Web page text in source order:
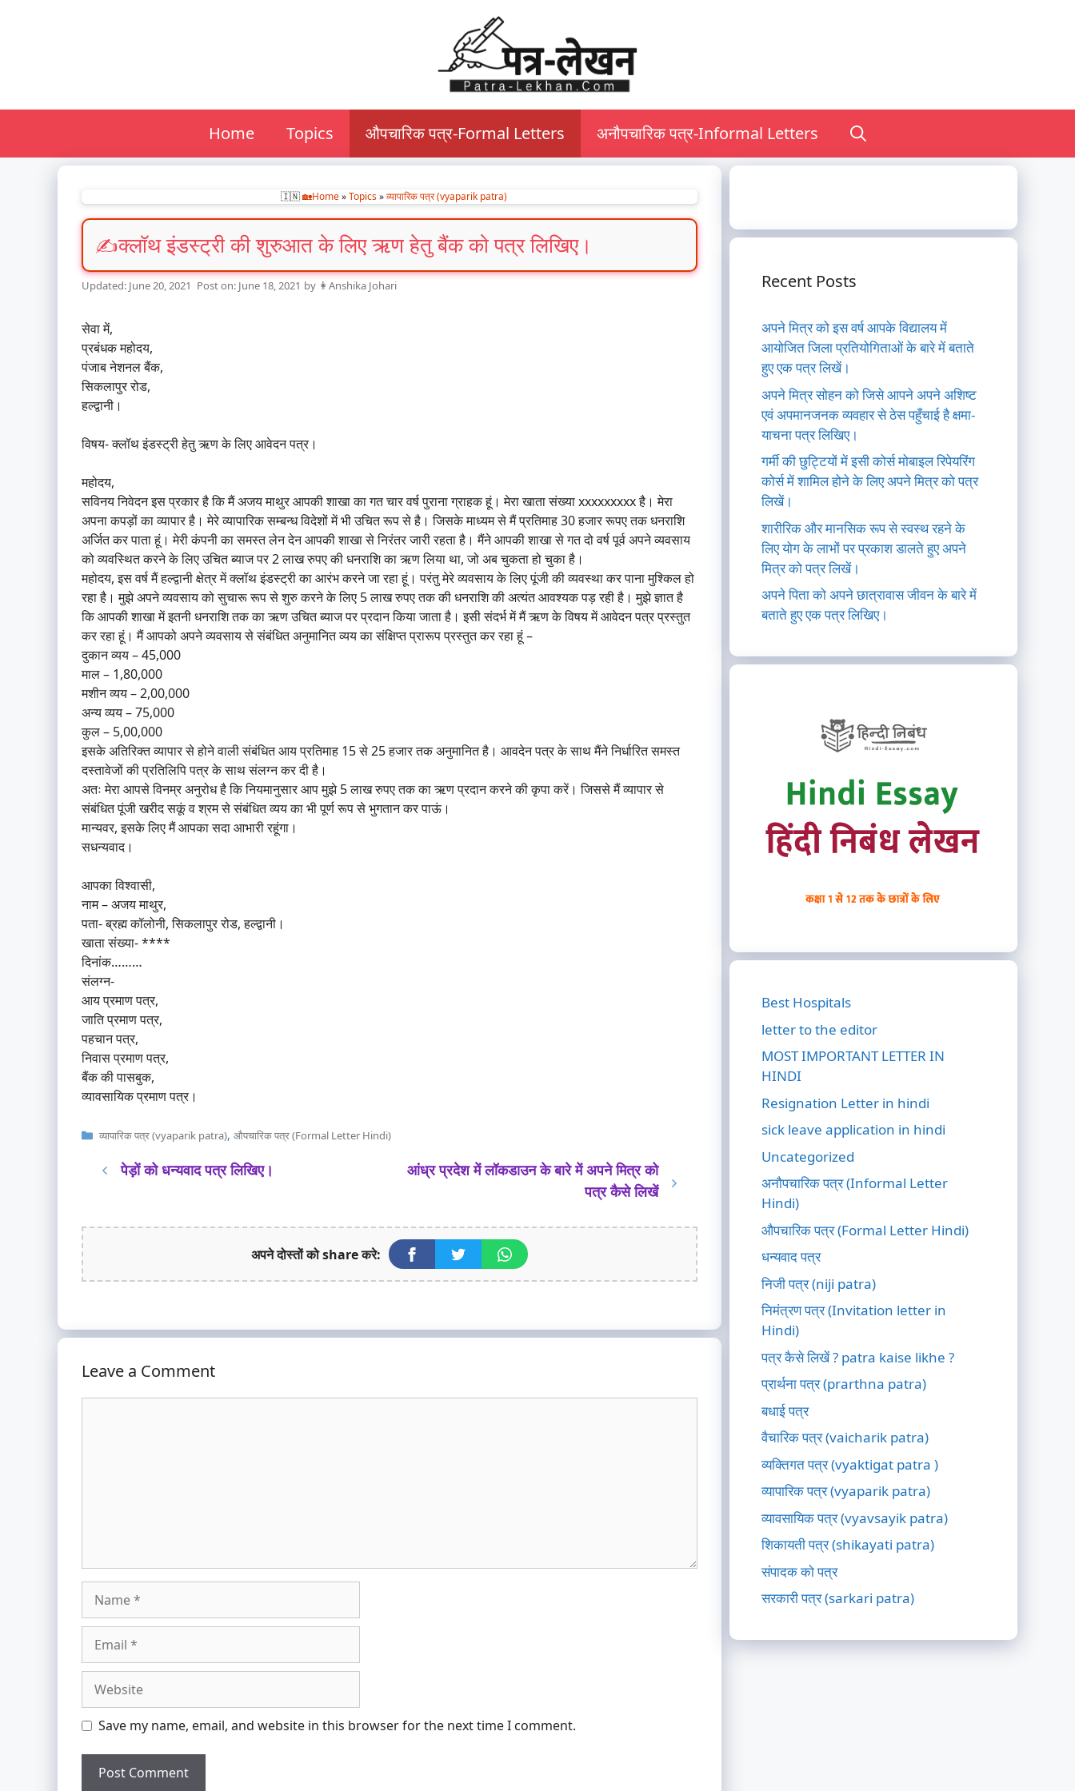
Home Topics औपचारिक पत्र-Formal Letters अनौपचारिक पत्र-Informal Letters
🇮🇳 🏡Home»Topics»व्यापारिक पत्र (vyaparik patra)
क्लॉथ इंडस्ट्री की शुरुआत के लिए ऋण हेतु बैंक को पत्र लिखिए।
June 20, 2021 June 18, 2021 by 👩Anshika Johari
सेवा में,
प्रबंधक महोदय,
पंजाब नेशनल बैंक,
सिकलापुर रोड,
हल्द्वानी।
विषय- क्लॉथ इंडस्ट्री हेतु ऋण के लिए आवेदन पत्र।
महोदय,
सविनय निवेदन इस प्रकार है कि मैं अजय माथुर आपकी शाखा का गत चार वर्ष पुराना ग्राहक हूं। मेरा खाता संख्या xxxxxxxxx है। मेरा
अपना कपड़ों का व्यापार है। मेरे व्यापारिक सम्बन्ध विदेशों में भी उचित रूप से है। जिसके माध्यम से मैं प्रतिमाह 30 हजार रूपए तक धनराशि
अर्जित कर पाता हूं। मेरी कंपनी का समस्त लेन देन आपकी शाखा से निरंतर जारी रहता है। मैंने आपकी शाखा से गत दो वर्ष पूर्व अपने व्यवसाय
को व्यवस्थित करने के लिए उचित ब्याज पर 2 लाख रुपए की धनराशि का ऋण लिया था, जो अब चुकता हो चुका है।
महोदय, इस वर्ष मैं हल्द्वानी क्षेत्र में क्लॉथ इंडस्ट्री का आरंभ करने जा रहा हूं। परंतु मेरे व्यवसाय के लिए पूंजी की व्यवस्था कर पाना मुश्किल हो
रहा है। मुझे अपने व्यवसाय को सुचारू रूप से शुरु करने के लिए 5 लाख रुपए तक की धनराशि की अत्यंत आवश्यक पड़ रही है। मुझे ज्ञात है
कि आपकी शाखा में इतनी धनराशि तक का ऋण उचित ब्याज पर प्रदान किया जाता है। इसी संदर्भ में मैं ऋण के विषय में आवेदन पत्र प्रस्तुत
कर रहा हूं। मैं आपको अपने व्यवसाय से संबंधित अनुमानित व्यय का संक्षिप्त प्रारूप प्रस्तुत कर रहा हूं –
दुकान व्यय – 45,000
माल – 1,80,000
मशीन व्यय – 2,00,000
अन्य व्यय – 75,000
कुल – 5,00,000
इसके अतिरिक्त व्यापार से होने वाली संबंधित आय प्रतिमाह 15 से 25 हजार तक अनुमानित है। आवदेन पत्र के साथ मैंने निर्धारित समस्त
दस्तावेजों की प्रतिलिपि पत्र के साथ संलग्न कर दी है।
अतः मेरा आपसे विनम्र अनुरोध है कि नियमानुसार आप मुझे 5 लाख रुपए तक का ऋण प्रदान करने की कृपा करें। जिससे मैं व्यापार से
संबंधित पूंजी खरीद सकूं व श्रम से संबंधित व्यय का भी पूर्ण रूप से भुगतान कर पाऊं।
मान्यवर, इसके लिए मैं आपका सदा आभारी रहूंगा।
सधन्यवाद।
आपका विश्वासी,
नाम – अजय माथुर,
पता- ब्रह्म कॉलोनी, सिकलापुर रोड, हल्द्वानी।
खाता संख्या- ****
दिनांक………
संलग्न-
आय प्रमाण पत्र,
जाति प्रमाण पत्र,
पहचान पत्र,
निवास प्रमाण पत्र,
बैंक की पासबुक,
व्यावसायिक प्रमाण पत्र।
Categories
व्यापारिक पत्र (vyaparik patra), औपचारिक पत्र (Formal Letter Hindi)
पेड़ों को धन्यवाद पत्र लिखिए।
आंध्र प्रदेश में लॉकडाउन के बारे में अपने मित्र को
पत्र कैसे लिखें
अपने दोस्तों को share करे:
Leave a Comment
Save my name, email, and website in this browser for the next time I comment.
Recent Posts
अपने मित्र को इस वर्ष आपके विद्यालय में
आयोजित जिला प्रतियोगिताओं के बारे में बताते
हुए एक पत्र लिखें।
अपने मित्र सोहन को जिसे आपने अपने अशिष्ट
एवं अपमानजनक व्यवहार से ठेस पहुँचाई है क्षमा-
याचना पत्र लिखिए।
गर्मी की छुट्टियों में इसी कोर्स मोबाइल रिपेयरिंग
कोर्स में शामिल होने के लिए अपने मित्र को पत्र
लिखें।
शारीरिक और मानसिक रूप से स्वस्थ रहने के
लिए योग के लाभों पर प्रकाश डालते हुए अपने
मित्र को पत्र लिखें।
अपने पिता को अपने छात्रावास जीवन के बारे में
बताते हुए एक पत्र लिखिए।
Best Hospitals
letter to the editor
MOST IMPORTANT LETTER IN
HINDI
Resignation Letter in hindi
sick leave application in hindi
Uncategorized
अनौपचारिक पत्र (Informal Letter
Hindi)
औपचारिक पत्र (Formal Letter Hindi)
धन्यवाद पत्र
निजी पत्र (niji patra)
निमंत्रण पत्र (Invitation letter in
Hindi)
पत्र कैसे लिखें ? patra kaise likhe ?
प्रार्थना पत्र (prarthna patra)
बधाई पत्र
वैचारिक पत्र (vaicharik patra)
व्यक्तिगत पत्र (vyaktigat patra )
व्यापारिक पत्र (vyaparik patra)
व्यावसायिक पत्र (vyavsayik patra)
शिकायती पत्र (shikayati patra)
संपादक को पत्र
सरकारी पत्र (sarkari patra)